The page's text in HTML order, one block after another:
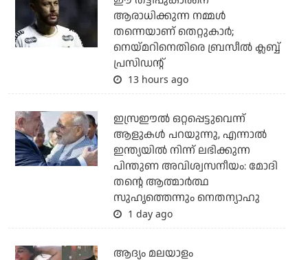
ആരാധിക്കുന്ന നമ്മള്‍
തന്നെയാണ് തെറ്റുകാര്‍;
നെയ്മറിനെതിരെ ബ്രസീല്‍ ക്ലബ്ബ്
പ്രസിഡന്റ്
13 hours ago
ഇസ്രഈല്‍ ഒറ്റപ്പെട്ടുവെന്ന്
ആളുകള്‍ പറയുന്നു, എന്നാല്‍
ഇന്ത്യയില്‍ നിന്ന് ലഭിക്കുന്ന
പിന്തുണ അവിശ്വസനീയം: മോദി
തന്റെ ആത്മാര്‍ത്ഥ
സുഹൃത്തെന്നും നെതന്യാഹു
1 day ago
ആദ്യം മലയാളം